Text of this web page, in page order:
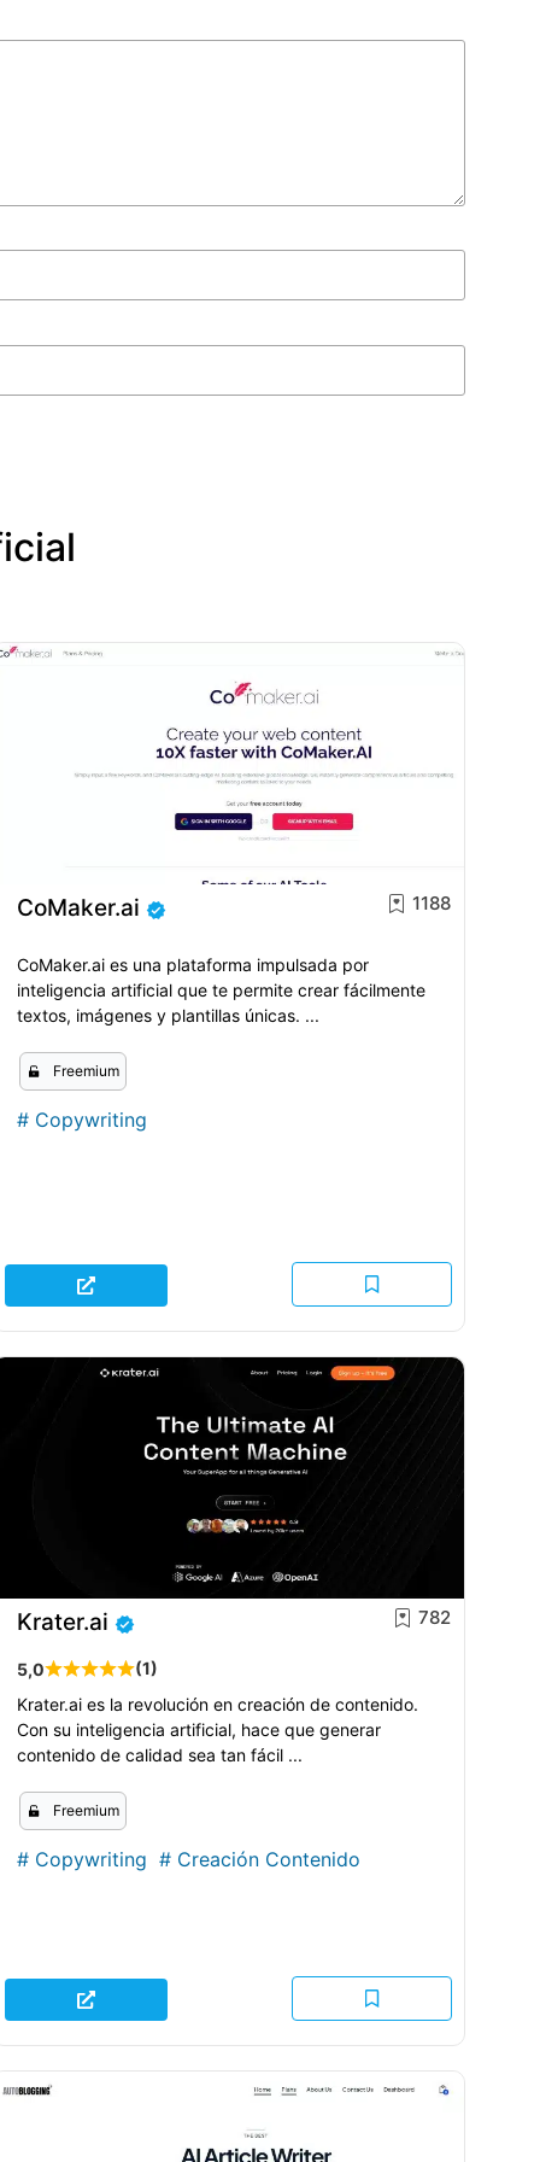
CoMaker.ai 1188
CoMaker.ai es una plataforma impulsada por
inteligencia artificial que te permite crear fácilmente
textos, imágenes y plantillas únicas. ...
Freemium
# Copywriting
Krater.ai
5,0 (1)
782
Krater.ai es la revolución en creación de contenido.
Con su inteligencia artificial, hace que generar
contenido de calidad sea tan fácil ...
Freemium
# Copywriting # Creación Contenido